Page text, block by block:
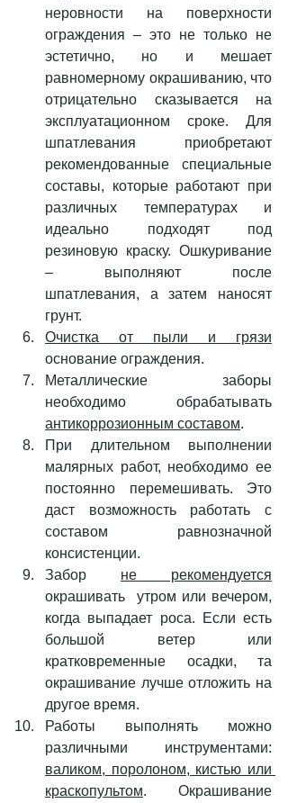
неровности на поверхности
ограждения – это не только не
эстетично, но и мешает
равномерному окрашиванию, что
отрицательно сказывается на
эксплуатационном сроке. Для
шпатлевания приобретают
рекомендованные специальные
составы, которые работают при
различных температурах и
идеально подходят под
резиновую краску. Ошкуривание
– выполняют после
шпатлевания, а затем наносят
грунт.
Очистка от пыли и грязи
основание ограждения.
Металлические заборы
антикоррозионным составом.
При длительном выполнении
малярных работ, необходимо ее
постоянно перемешивать. Это
даст возможность работать с
составом равнозначной
консистенции.
Забор не рекомендуется
окрашивать  утром или вечером,
когда выпадает роса. Если есть
большой ветер или
кратковременные осадки, та
окрашивание лучше отложить на
другое время.
Работы выполнять можно
валиком, поролоном, кистью или
краскопультом. Окрашивание